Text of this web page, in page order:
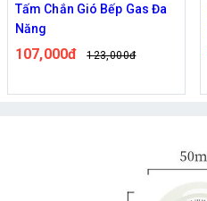
Tấm Chắn Gió Bếp Gas Đa
Năng
107,000đ 123,000đ